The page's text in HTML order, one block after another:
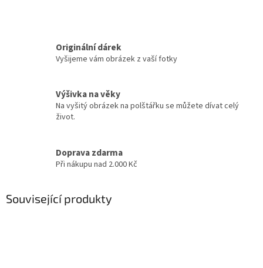
Originální dárek
Vyšijeme vám obrázek z vaší fotky
Výšivka na věky
Na vyšitý obrázek na polštářku se můžete dívat celý
život.
Doprava zdarma
Při nákupu nad 2.000 Kč
Související produkty